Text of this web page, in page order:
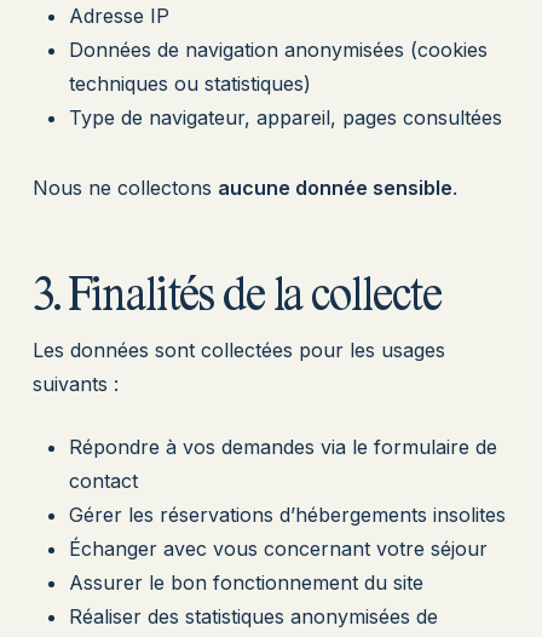
Adresse IP
Données de navigation anonymisées (cookies
techniques ou statistiques)
Type de navigateur, appareil, pages consultées
Nous ne collectons aucune donnée sensible.
3. Finalités de la collecte
Les données sont collectées pour les usages
suivants :
Répondre à vos demandes via le formulaire de
contact
Gérer les réservations d’hébergements insolites
Échanger avec vous concernant votre séjour
Assurer le bon fonctionnement du site
Réaliser des statistiques anonymisées de